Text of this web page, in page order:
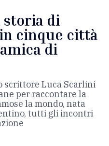
storia di
cinque città
di
scrittore Luca Scarlini
per raccontare la
la mondo, nata
tutti gli incontri